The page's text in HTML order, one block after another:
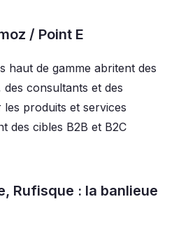
/ Point E
haut de gamme abritent des
consultants et des
les produits et services
des cibles B2B et B2C
Rufisque : la banlieue